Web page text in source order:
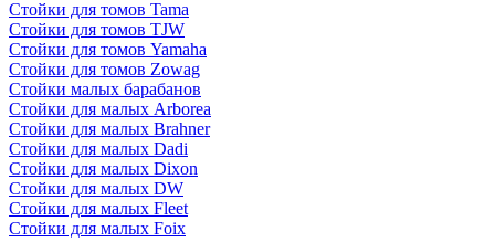
Стойки для томов Tama
Стойки для томов TJW
Стойки для томов Yamaha
Стойки для томов Zowag
Стойки малых барабанов
Стойки для малых Arborea
Стойки для малых Brahner
Стойки для малых Dadi
Стойки для малых Dixon
Стойки для малых DW
Стойки для малых Fleet
Стойки для малых Foix